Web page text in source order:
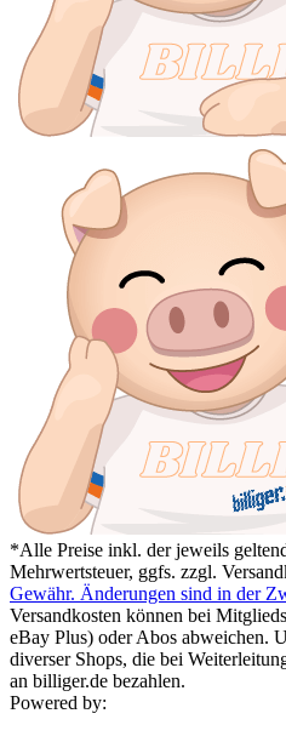
*Alle Preise inkl. der jeweils
Mehrwertsteuer, ggfs. zzgl.
Gewähr. Änderungen sind in der
Versandkosten können bei
eBay Plus) oder Abos abweichen.
diverser Shops, die bei
an billiger.de bezahlen.
Powered by: